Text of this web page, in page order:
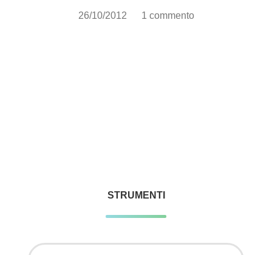
26/10/2012 1 commento
STRUMENTI
Ricerca